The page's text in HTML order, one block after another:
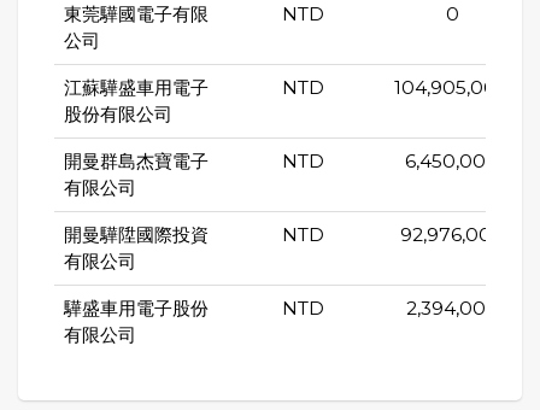
東莞驊國電子有限
公司
NTD 0
江蘇驊盛車用電子
股份有限公司
NTD 104,905,000
開曼群島杰寶電子
有限公司
NTD 6,450,000
開曼驊陞國際投資
有限公司
NTD 92,976,000
驊盛車用電子股份
有限公司
NTD 2,394,000